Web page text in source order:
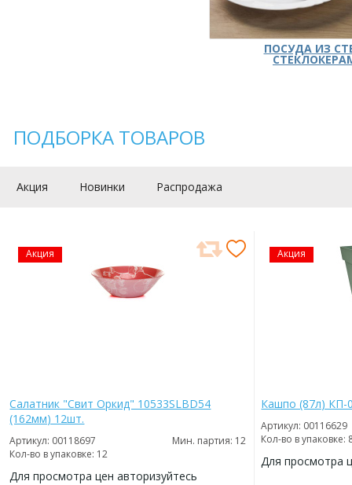
ПОСУДА ИЗ
ПОДБОРКА ТОВАРОВ
Акция Новинки Распродажа
Акция
Салатник "Свит Оркид" 10533SLBD54
(162мм) 12шт.
Артикул: 00118697
Мин. партия: 12
Кол-во в упаковке: 12
Для просмотра цен авторизуйтесь
Акция
Кашпо (87л) КП-
Артикул: 00116629
Кол-во в упаковке:
Для просмотра